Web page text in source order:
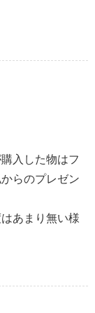
入した物はフ
らのプレゼン
あまり無い様